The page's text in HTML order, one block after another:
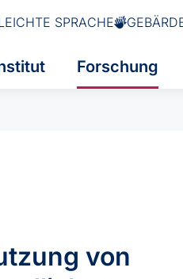
SPRACHE
Forschung
von